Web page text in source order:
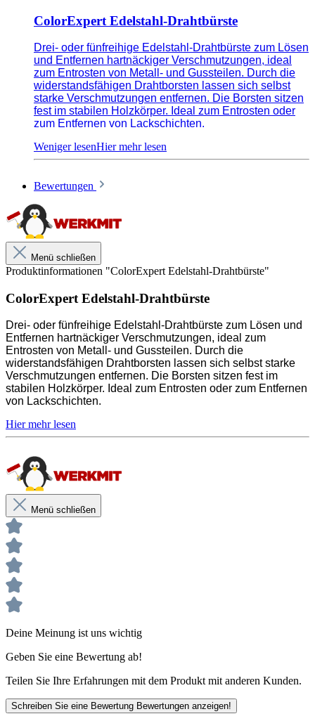
ColorExpert Edelstahl-Drahtbürste
Drei- oder fünfreihige Edelstahl-Drahtbürste zum Lösen
und Entfernen hartnäckiger Verschmutzungen, ideal
zum Entrosten von Metall- und Gussteilen. Durch die
widerstandsfähigen Drahtborsten lassen sich selbst
starke Verschmutzungen entfernen. Die Borsten sitzen
fest im stabilen Holzkörper. Ideal zum Entrosten oder
zum Entfernen von Lackschichten.
Zur Reinigung von Mauerfugen und Fugen
Zum Reinigen von Bremsscheiben und
Bremssätteln im KFZ Bereich
Zum Entfernen von Holzanstrichen -
Lackschichten
Zum Reinigen von Grillrosten
Fest im stabilen Holzkörper
Unterstützung des Käufers bzw. Verarbeiters.
Sie entbinden nicht davon, unsere Produkte grundsätzlich auf ihre
Verantwortung zu prüfen.
Bewertungen
Menü schließen
Produktinformationen "ColorExpert Edelstahl-Drahtbürste"
ColorExpert Edelstahl-Drahtbürste
Drei- oder fünfreihige Edelstahl-Drahtbürste zum Lösen und
Entfernen hartnäckiger Verschmutzungen, ideal zum
Entrosten von Metall- und Gussteilen. Durch die
widerstandsfähigen Drahtborsten lassen sich selbst starke
Verschmutzungen entfernen. Die Borsten sitzen fest im
stabilen Holzkörper. Ideal zum Entrosten oder zum Entfernen
von Lackschichten.
Zur Reinigung von Mauerfugen und Fugen zwischen
Gehwegen oder Pflastersteinen
des Käufers bzw. Verarbeiters.
für den vorgesehenen Anwendungszweck in eigener Verantwortung zu
prüfen.
Menü schließen
Deine Meinung ist uns wichtig
Geben Sie eine Bewertung ab!
Teilen Sie Ihre Erfahrungen mit dem Produkt mit anderen Kunden.
Schreiben Sie eine Bewertung Bewertungen anzeigen!